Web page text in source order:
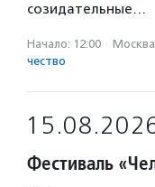
созидательные…
Начало: 12:00 · Москва
чест­во
Фестиваль